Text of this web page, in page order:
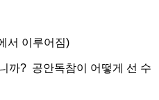
서 이루어짐)
까? 공안독참이 어떻게 선 수